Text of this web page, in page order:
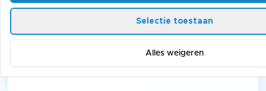
Selectie toestaan
Alles weigeren